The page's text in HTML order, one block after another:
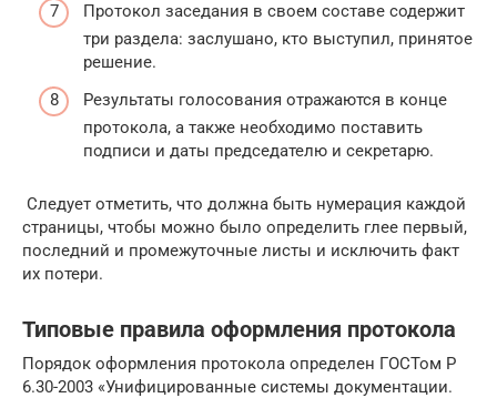
Протокол заседания в своем составе содержит
три раздела: заслушано, кто выступил, принятое
решение.
Результаты голосования отражаются в конце
протокола, а также необходимо поставить
подписи и даты председателю и секретарю.
Следует отметить, что должна быть нумерация каждой
страницы, чтобы можно было определить глее первый,
последний и промежуточные листы и исключить факт
их потери.
Типовые правила оформления протокола
Порядок оформления протокола определен ГОСТом Р
6.30-2003 «Унифицированные системы документации.